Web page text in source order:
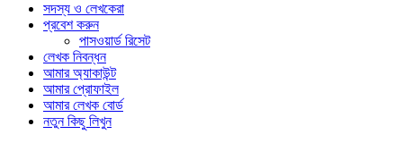
সদস্য ও লেখকেরা
প্রবেশ করুন
পাসওয়ার্ড রিসেট
লেখক নিবন্ধন
আমার অ্যাকাউন্ট
আমার প্রোফাইল
আমার লেখক বোর্ড
নতুন কিছু লিখুন